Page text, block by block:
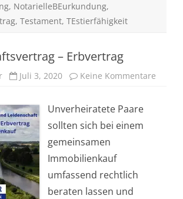
, NotarielleBEurkundung,
, Testament, TEstierfähigkeit
– Erbvertrag
Juli 3, 2020 Keine Kommentare
Unverheiratete Paare
sollten sich bei einem
gemeinsamen
Immobilienkauf
umfassend rechtlich
beraten lassen und